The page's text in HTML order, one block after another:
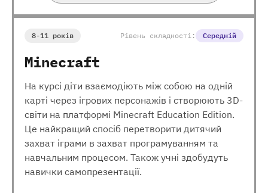
8-11 років Рівень складності: Середній
Minecraft
На курсі діти взаємодіють між собою на одній
карті через ігрових персонажів і створюють 3D-
світи на платформі Minecraft Education Edition.
Це найкращий спосіб перетворити дитячий
захват іграми в захват програмуванням та
навчальним процесом. Також учні здобудуть
навички самопрезентації.